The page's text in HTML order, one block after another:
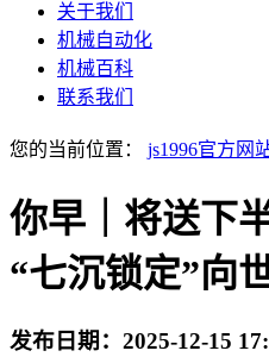
关于我们
机械自动化
机械百科
联系我们
您的当前位置： js1996官方网
你早｜将送下
“七沉锁定”向
发布日期： 2025-12-15